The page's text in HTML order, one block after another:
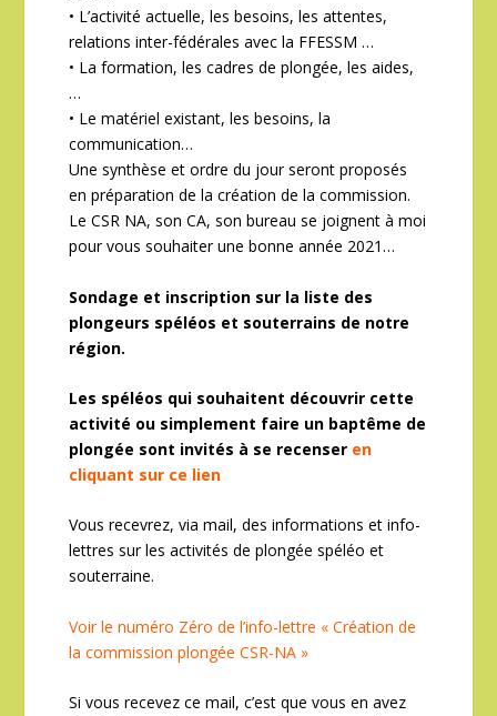
• L’activité actuelle, les besoins, les attentes,
relations inter-fédérales avec la FFESSM …
• La formation, les cadres de plongée, les aides,
…
• Le matériel existant, les besoins, la
communication…
Une synthèse et ordre du jour seront proposés
en préparation de la création de la commission.
Le CSR NA, son CA, son bureau se joignent à moi
pour vous souhaiter une bonne année 2021…
Sondage et inscription sur la liste des
plongeurs spéléos et souterrains de notre
région.
Les spéléos qui souhaitent découvrir cette
activité ou simplement faire un baptême de
plongée sont invités à se recenser en
cliquant sur ce lien
Vous recevrez, via mail, des informations et info-
lettres sur les activités de plongée spéléo et
souterraine.
Voir le numéro Zéro de l’info-lettre « Création de
la commission plongée CSR-NA »
Si vous recevez ce mail, c’est que vous en avez